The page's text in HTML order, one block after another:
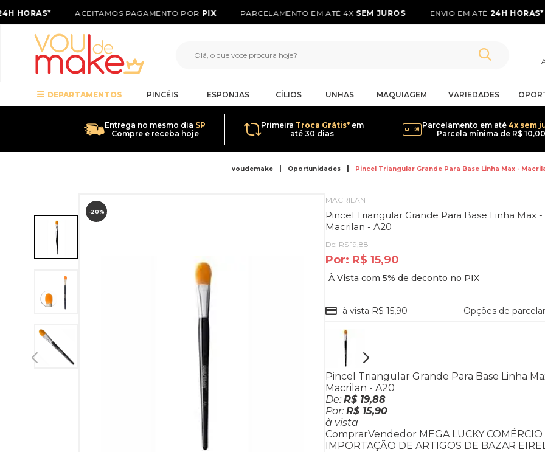
HORAS* ACEITAMOS PAGAMENTO PORPIX PARCELAMENTO EM ATÉ 4XSEM JUROS ENVIO EM ATÉ24H HORAS*
DEPARTAMENTOS PINCÉIS ESPONJAS CÍLIOS UNHAS MAQUIAGEM VARIEDADES
Entrega no mesmo dia SP
Compre e receba hoje
Primeira Troca Grátis*em
até 30 dias
Parcelamento em até 4x sem
Parcela mínima de R$ 10,00
voudemake Oportunidades Pincel Triangular Grande Para Base Linha Max -
-20%
MACRILAN
Pincel Triangular Grande Para Base Linha Max -
Macrilan - A20
De:R$ 19,88
Por: R$ 15,90
à vista R$ 15,90 Opções de
Pincel Triangular Grande Para Base Linha
Macrilan - A20
De: R$ 19,88
Por: R$ 15,90
à vista
ComprarVendedor MEGA LUCKY COMÉRCIO
IMPORTAÇÃO DE ARTIGOS DE BAZAR